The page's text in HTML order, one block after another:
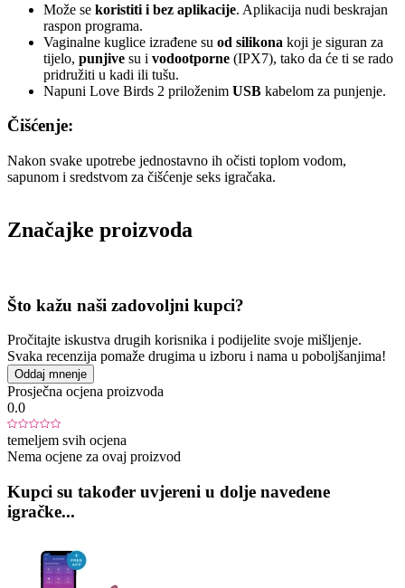
Može se koristiti i bez aplikacije. Aplikacija nudi beskrajan
raspon programa.
Vaginalne kuglice izrađene su od silikona koji je siguran za
tijelo, punjive su i vodootporne (IPX7), tako da će ti se rado
pridružiti u kadi ili tušu.
Napuni Love Birds 2 priloženim USB kabelom za punjenje.
Čišćenje:
Nakon svake upotrebe jednostavno ih očisti toplom vodom,
sapunom i sredstvom za čišćenje seks igračaka.
Značajke proizvoda
Što kažu naši zadovoljni kupci?
Pročitajte iskustva drugih korisnika i podijelite svoje mišljenje.
Svaka recenzija pomaže drugima u izboru i nama u poboljšanjima!
Oddaj mnenje
Prosječna ocjena proizvoda
0.0
temeljem svih ocjena
Nema ocjene za ovaj proizvod
Kupci su također uvjereni u dolje navedene
igračke...